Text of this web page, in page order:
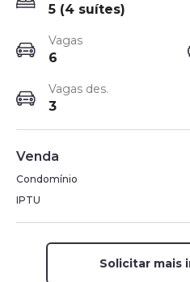
5 (4 suítes)
Vagas
6
Vagas des.
3
Venda
Condomínio
IPTU
Solicitar mais